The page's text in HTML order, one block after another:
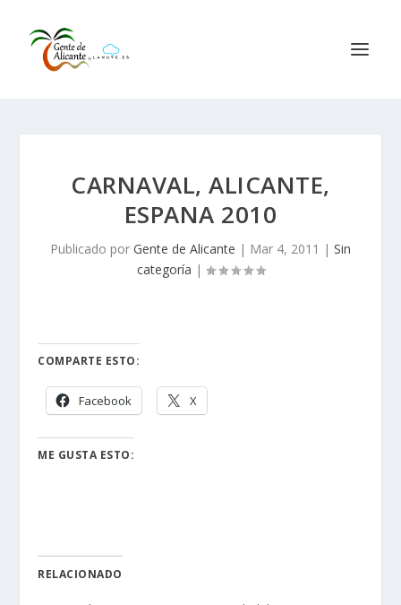
CARNAVAL, ALICANTE,
ESPANA 2010
Publicado por Gente de Alicante | Mar 4, 2011 | Sin
categoría |
COMPARTE ESTO:
Facebook X
ME GUSTA ESTO:
RELACIONADO